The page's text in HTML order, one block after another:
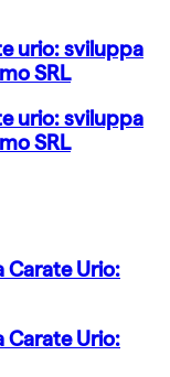
urio: sviluppa
SRL
urio: sviluppa
SRL
Carate Urio:
Carate Urio: